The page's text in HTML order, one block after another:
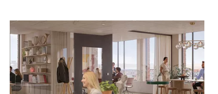
Mycket tillgänglig kontorslokal